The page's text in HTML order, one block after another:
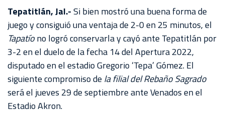
CHIVASTV
ESTADIO
AKRON
TOUR
ESTADIO
AKRON
Tepatitlán, Jal.-Si bien mostró una buena forma de
juego y consiguió una ventaja de 2-0 en 25 minutos, el
Tapatíono logró conservarla y cayó ante Tepatitlán por
3-2 en el duelo de la fecha 14 del Apertura 2022,
disputado en el estadio Gregorio ‘Tepa’ Gómez. El
siguiente compromiso de la filial del Rebaño Sagrado
será el jueves 29 de septiembre ante Venados en el
Estadio Akron.